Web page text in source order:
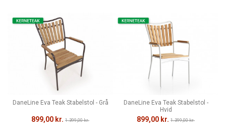
DaneLine Eva Teak Stabelstol - Grå
899,00 kr. 1.399,00 kr.
DaneLine Eva Teak Stabelstol -
Hvid
899,00 kr. 1.399,00 kr.